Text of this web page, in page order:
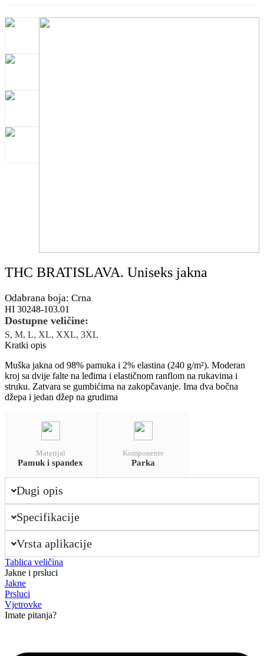
THC BRATISLAVA. Uniseks jakna
Odabrana boja: Crna
HI 30248-103.01
Dostupne veličine:
S, M, L, XL, XXL, 3XL
Kratki opis
Muška jakna od 98% pamuka i 2% elastina (240 g/m²). Moderan
kroj sa dvije falte na leđima i elastičnom ranflom na rukavima i
struku. Zatvara se gumbićima na zakopčavanje. Ima dva bočna
džepa i jedan džep na grudima
Materijal
Pamuk i spandex
Komponente
Parka
Dugi opis
Specifikacije
Vrsta aplikacije
Tablica veličina
Jakne i prsluci
Jakne
Prsluci
Vjetrovke
Imate pitanja?